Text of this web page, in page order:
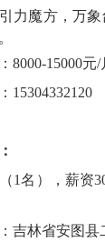
力魔方，万
8000-15000元/
15304332120
1名），薪资
吉林省安图县